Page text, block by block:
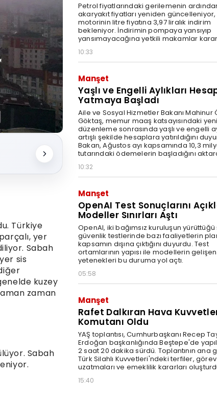
Türkiye
yer
Sabah
sis
kuzey
zaman
Sabah
Petrol fiyatlarındaki gerilemenin
akaryakıt fiyatları yeniden güncelleniyor,
motorinin litre fiyatına 3,97 liralık indirim
bekleniyor. İndirimin pompaya yansıyıp
yansımayacağına yetkili makamlar
10:33
Manşet
Yaşlı ve Engelli Aylıkları
Yatmaya Başladı
Aile ve Sosyal Hizmetler Bakanı Mahinur
Göktaş, memur maaş katsayısındaki yeni
düzenleme sonrasında yaşlı ve engelli
artışlı şekilde hesaplara yatırıldığını
Bakan, Ağustos ayı kapsamında 10,3
tutarındaki ödemelerin başladığını
10:32
Manşet
OpenAI Test Sonuçlarını
Modeller Sınırları Aştı
OpenAI, iki bağımsız kuruluşun
güvenlik testlerinde bazı faaliyetlerin
kapsamın dışına çıktığını duyurdu. Test
ortamlarının yapısı ile modellerin gelişen
yetenekleri bu duruma yol açtı.
05:58
Manşet
Rafet Dalkıran Hava
Komutanı Oldu
YAŞ toplantısı, Cumhurbaşkanı Recep
Erdoğan başkanlığında Beştepe'de
2 saat 20 dakika sürdü. Toplantının ana
Türk Silahlı Kuvvetleri'ndeki terfiler,
uzatmaları ve emeklilik kararları
15:40